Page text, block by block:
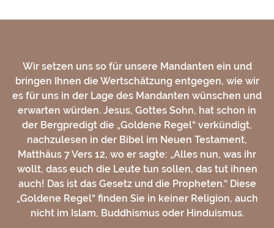
Wir setzen uns so für unsere Mandanten ein und
bringen Ihnen die Wertschätzung entgegen, wie wir
es für uns in der Lage des Mandanten wünschen und
erwarten würden. Jesus, Gottes Sohn, hat schon in
der Bergpredigt die „Goldene Regel“ verkündigt,
nachzulesen in der Bibel im Neuen Testament,
Matthäus 7 Vers 12, wo er sagte: „Alles nun, was ihr
wollt, dass euch die Leute tun sollen, das tut ihnen
auch! Das ist das Gesetz und die Propheten.“ Diese
„Goldene Regel“ finden Sie in keiner Religion, auch
nicht im Islam, Buddhismus oder Hinduismus.